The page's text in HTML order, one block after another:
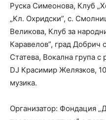
Руска Симеонова, Клуб
„Кл. Охридски”, с.
Великова, Клуб за
Каравелов”, град Добрич
Статева, Вокална група
DJ Красимир Желязков,
музика.
Организатор: Фондация